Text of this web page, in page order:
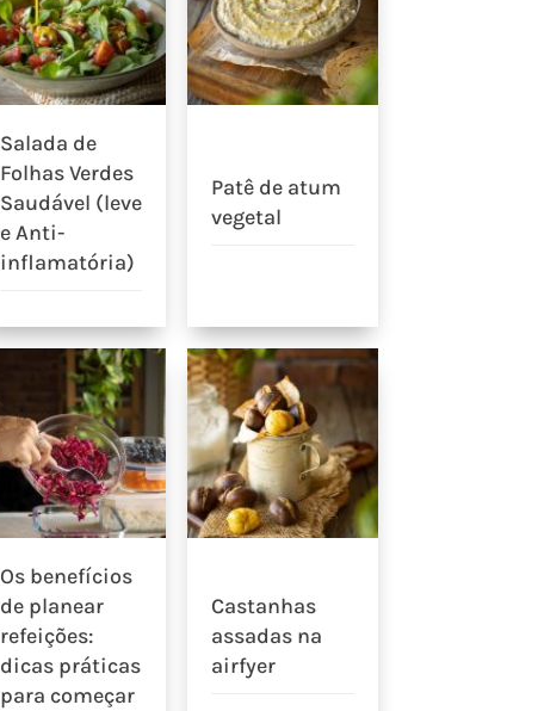
Salada de
Folhas Verdes
Saudável (leve
e Anti-
inflamatória)
Patê de atum
vegetal
Os benefícios
de planear
refeições:
dicas práticas
para começar
Castanhas
assadas na
airfyer